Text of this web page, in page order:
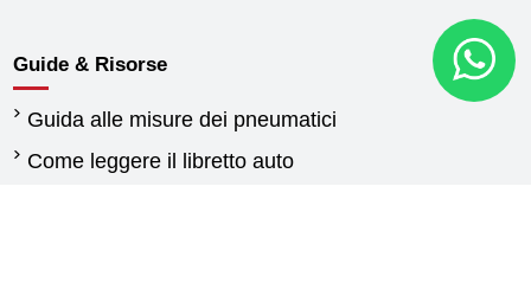
Guide & Risorse
Guida alle misure dei pneumatici
Come leggere il libretto auto